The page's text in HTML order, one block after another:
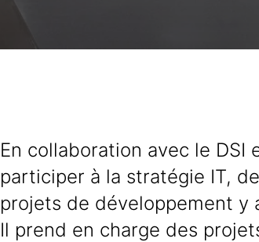
En collaboration avec le DSI
participer à la stratégie IT,
projets de développement y
Il prend en charge des